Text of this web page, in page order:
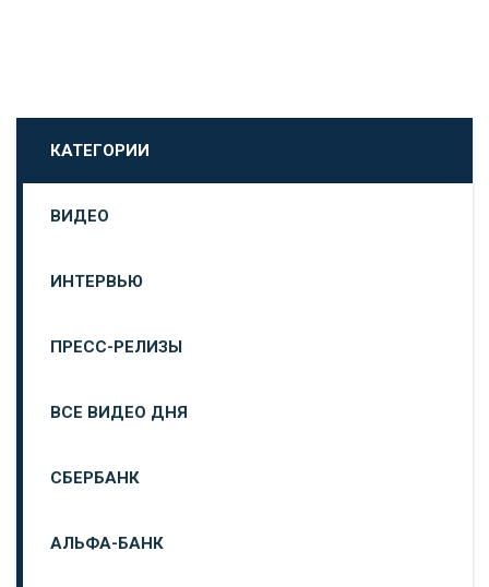
КАТЕГОРИИ
ВИДЕО
ИНТЕРВЬЮ
ПРЕСС-РЕЛИЗЫ
ВСЕ ВИДЕО ДНЯ
СБЕРБАНК
АЛЬФА-БАНК